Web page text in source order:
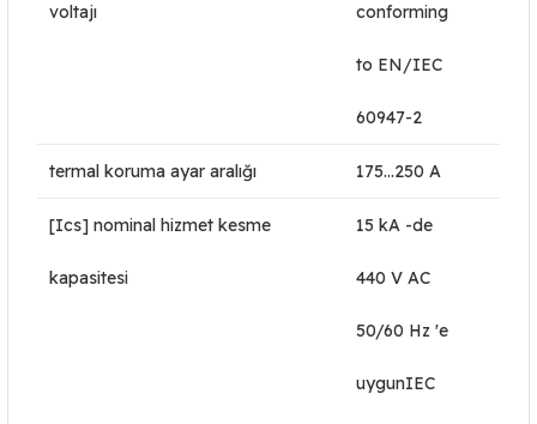
voltajı conforming
to EN/IEC
60947-2
termal koruma ayar aralığı 175…250 A
[Ics] nominal hizmet kesme
kapasitesi
15 kA -de
440 V AC
50/60 Hz 'e
uygunIEC